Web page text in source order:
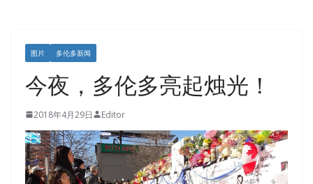
图片 多伦多新闻
今夜，多伦多亮起烛光！
2018年4月29日 Editor